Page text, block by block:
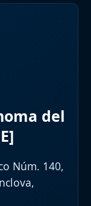
del
Núm. 140,